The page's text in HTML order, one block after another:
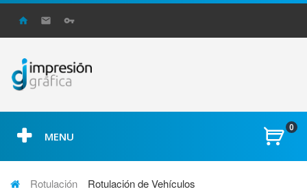
0
MENU
Rotulación Rotulación de Vehículos